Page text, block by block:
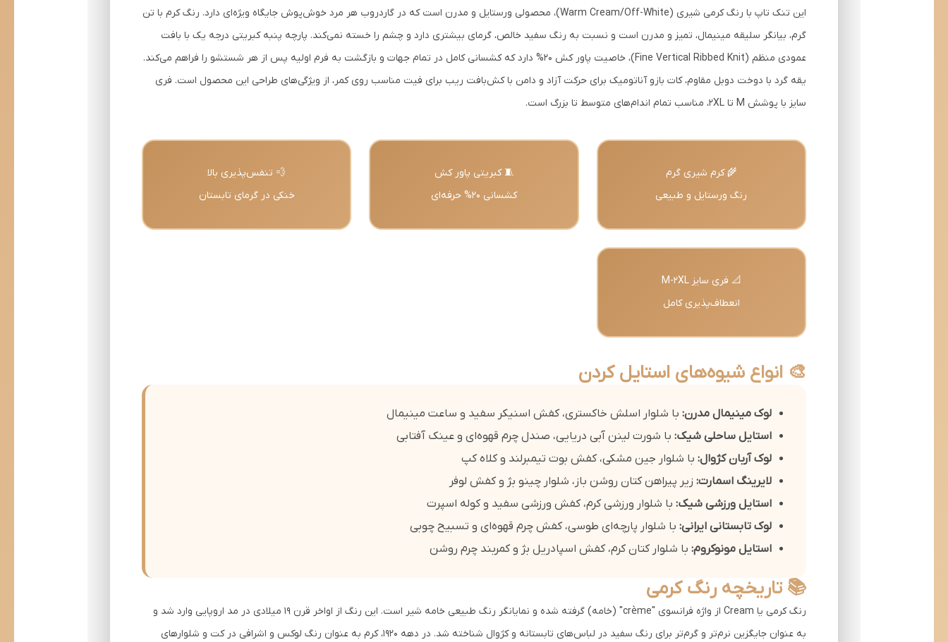
این تنک تاپ با رنگ کرمی شیری (Warm Cream/Off-White)، محصولی ورستایل و مدرن است که در گاردروب هر مرد خوش‌پوش جایگاه ویژه‌ای دارد. رنگ کرم با تن
گرم، بیانگر سلیقه مینیمال، تمیز و مدرن است و نسبت به رنگ سفید خالص، گرمای بیشتری دارد و چشم را خسته نمی‌کند. پارچه پنبه کبریتی درجه یک با بافت
عمودی منظم (Fine Vertical Ribbed Knit)، خاصیت پاور کش 20% دارد که کشسانی کامل در تمام جهات و بازگشت به فرم اولیه پس از هر شستشو را فراهم می‌کند.
یقه گرد با دوخت دوبل مقاوم، کات بازو آناتومیک برای حرکت آزاد و دامن با کش‌بافت ریب برای فیت مناسب روی کمر، از ویژگی‌های طراحی این محصول است. فری
سایز با پوشش M تا 2XL، مناسب تمام اندام‌های متوسط تا بزرگ است.
🌾 کرم شیری گرم
رنگ ورستایل و طبیعی
🧵 کبریتی پاور کش
کشسانی 20% حرفه‌ای
💨 تنفس‌پذیری بالا
خنکی در گرمای تابستان
📐 فری سایز M-2XL
انعطاف‌پذیری کامل
🎨 انواع شیوه‌های استایل کردن
لوک مینیمال مدرن: با شلوار اسلش خاکستری، کفش اسنیکر سفید و ساعت مینیمال
استایل ساحلی شیک: با شورت لینن آبی دریایی، صندل چرم قهوه‌ای و عینک آفتابی
لوک آربان کژوال: با شلوار جین مشکی، کفش بوت تیمبرلند و کلاه کپ
لایرینگ اسمارت: زیر پیراهن کتان روشن باز، شلوار چینو بژ و کفش لوفر
استایل ورزشی شیک: با شلوار ورزشی کرم، کفش ورزشی سفید و کوله اسپرت
لوک تابستانی ایرانی: با شلوار پارچه‌ای طوسی، کفش چرم قهوه‌ای و تسبیح چوبی
استایل مونوکروم: با شلوار کتان کرم، کفش اسپادریل بژ و کمربند چرم روشن
📚 تاریخچه رنگ کرمی
رنگ کرمی یا Cream از واژه فرانسوی "crème" (خامه) گرفته شده و نمایانگر رنگ طبیعی خامه شیر است. این رنگ از اواخر قرن 19 میلادی در مد اروپایی وارد شد و
به عنوان جایگزین نرم‌تر و گرم‌تر برای رنگ سفید در لباس‌های تابستانه و کژوال شناخته شد. در دهه 1920، کرم به عنوان رنگ لوکس و اشرافی در کت و شلوارهای